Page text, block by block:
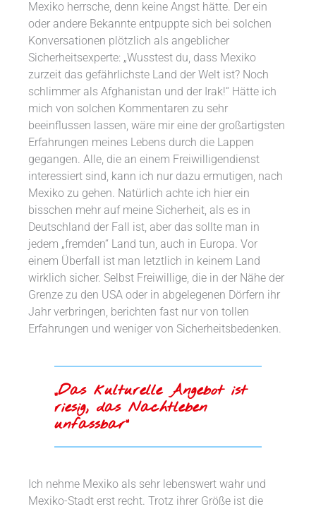
Mexiko herrsche, denn keine Angst hätte. Der ein
oder andere Bekannte entpuppte sich bei solchen
Konversationen plötzlich als angeblicher
Sicherheitsexperte: „Wusstest du, dass Mexiko
zurzeit das gefährlichste Land der Welt ist? Noch
schlimmer als Afghanistan und der Irak!“ Hätte ich
mich von solchen Kommentaren zu sehr
beeinflussen lassen, wäre mir eine der großartigsten
Erfahrungen meines Lebens durch die Lappen
gegangen. Alle, die an einem Freiwilligendienst
interessiert sind, kann ich nur dazu ermutigen, nach
Mexiko zu gehen. Natürlich achte ich hier ein
bisschen mehr auf meine Sicherheit, als es in
Deutschland der Fall ist, aber das sollte man in
jedem „fremden“ Land tun, auch in Europa. Vor
einem Überfall ist man letztlich in keinem Land
wirklich sicher. Selbst Freiwillige, die in der Nähe der
Grenze zu den USA oder in abgelegenen Dörfern ihr
Jahr verbringen, berichten fast nur von tollen
Erfahrungen und weniger von Sicherheitsbedenken.
„Das kulturelle Angebot ist
riesig, das Nachtleben
unfassbar“
Ich nehme Mexiko als sehr lebenswert wahr und
Mexiko-Stadt erst recht. Trotz ihrer Größe ist die